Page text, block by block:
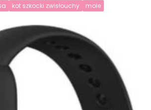
kot szkocki zwisłouchy
mole